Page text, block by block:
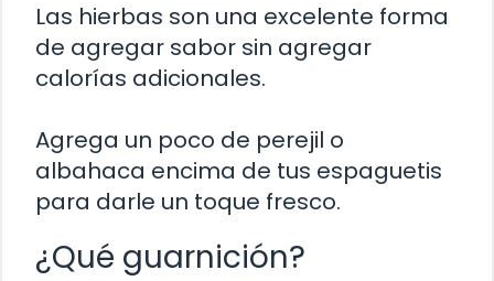
Las hierbas son una excelente forma
de agregar sabor sin agregar
calorías adicionales.
Agrega un poco de perejil o
albahaca encima de tus espaguetis
para darle un toque fresco.
¿Qué guarnición?